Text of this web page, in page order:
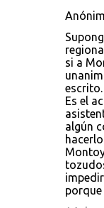
si a
escrito.
Es el
algún